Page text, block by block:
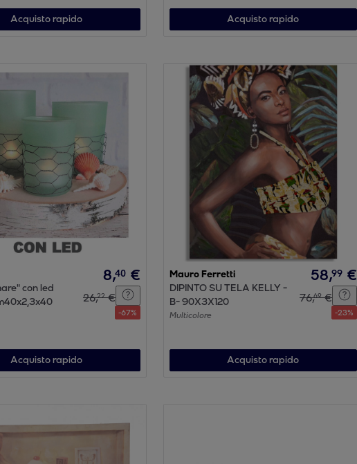
Acquisto rapido Acquisto rapido
con led
8,40 €
26,22 €
-67%
Acquisto rapido
Mauro Ferretti
DIPINTO SU TELA KELLY -
B- 90X3X120
Multicolore
58,99 €
76,69 €
-23%
Acquisto rapido